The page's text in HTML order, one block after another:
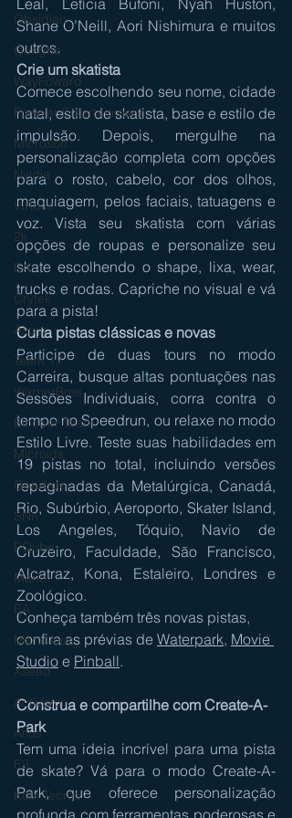
Obsidian
Gungho
WayFoward
Forever Entertainment
Microsoft
Nvidia
Virtuos
2k
EA
Crytek
Aspyr
Team 17
WarnerBros
Bloober Team
Microids
Gearbox
SNK
PQube
Mario
EA
Marvelous
Xseed
Activision
Atlus
E3
Koei Tecmo
Shane O’Neill, Aori Nishimura e muitos
outros.
Crie um skatista
Comece escolhendo seu nome, cidade
natal, estilo de skatista, base e estilo de
impulsão. Depois, mergulhe na
personalização completa com opções
para o rosto, cabelo, cor dos olhos,
maquiagem, pelos faciais, tatuagens e
voz. Vista seu skatista com várias
opções de roupas e personalize seu
skate escolhendo o shape, lixa, wear,
trucks e rodas. Capriche no visual e vá
para a pista!
Curta pistas clássicas e novas
Participe de duas tours no modo
Carreira, busque altas pontuações nas
Sessões Individuais, corra contra o
tempo no Speedrun, ou relaxe no modo
Estilo Livre. Teste suas habilidades em
19 pistas no total, incluindo versões
repaginadas da Metalúrgica, Canadá,
Rio, Subúrbio, Aeroporto, Skater Island,
Los Angeles, Tóquio, Navio de
Cruzeiro, Faculdade, São Francisco,
Alcatraz, Kona, Estaleiro, Londres e
Zoológico.
Conheça também três novas pistas,
confira as prévias de Waterpark, Movie
Studio e Pinball.
Construa e compartilhe com Create-A-
Park
Tem uma ideia incrível para uma pista
de skate? Vá para o modo Create-A-
Park, que oferece personalização
profunda com ferramentas poderosas e